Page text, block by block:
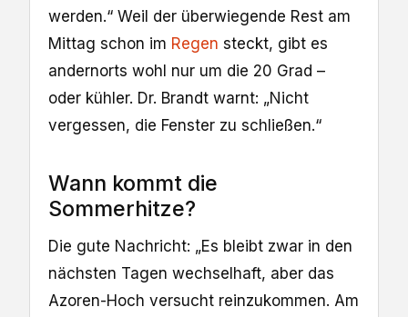
werden.“ Weil der überwiegende Rest am
Mittag schon im Regen steckt, gibt es
andernorts wohl nur um die 20 Grad –
oder kühler. Dr. Brandt warnt: „Nicht
vergessen, die Fenster zu schließen.“
Wann kommt die
Sommerhitze?
Die gute Nachricht: „Es bleibt zwar in den
nächsten Tagen wechselhaft, aber das
Azoren-Hoch versucht reinzukommen. Am